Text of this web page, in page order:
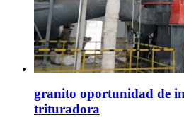
granito oportunidad de
trituradora